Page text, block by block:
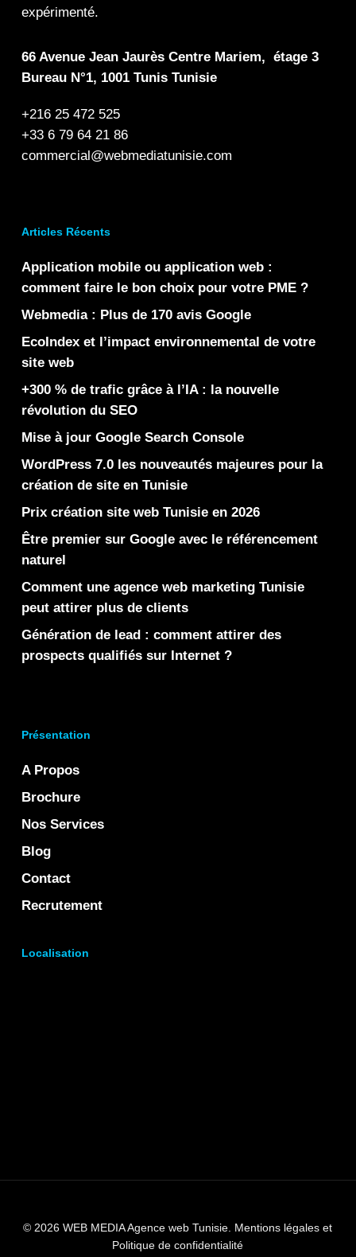
expérimenté.
66 Avenue Jean Jaurès Centre Mariem, étage 3
Bureau N°1, 1001 Tunis Tunisie
+216 25 472 525
+33 6 79 64 21 86
commercial@webmediatunisie.com
Articles Récents
Application mobile ou application web :
comment faire le bon choix pour votre PME ?
Webmedia : Plus de 170 avis Google
EcoIndex et l’impact environnemental de votre
site web
+300 % de trafic grâce à l’IA : la nouvelle
révolution du SEO
Mise à jour Google Search Console
WordPress 7.0 les nouveautés majeures pour la
création de site en Tunisie
Prix création site web Tunisie en 2026
Être premier sur Google avec le référencement
naturel
Comment une agence web marketing Tunisie
peut attirer plus de clients
Génération de lead : comment attirer des
prospects qualifiés sur Internet ?
Présentation
A Propos
Brochure
Nos Services
Blog
Contact
Recrutement
Localisation
© 2026 WEB MEDIA Agence web Tunisie. Mentions légales et
Politique de confidentialité